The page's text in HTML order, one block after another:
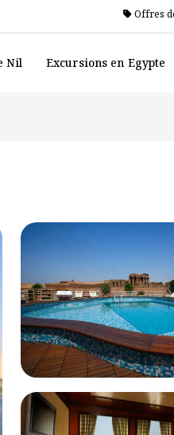
Offres
Nil Excursions en Egypte